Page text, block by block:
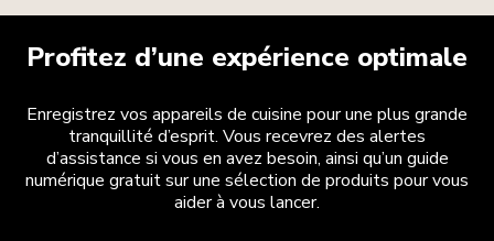
Profitez d’une expérience optimale
Enregistrez vos appareils de cuisine pour une plus grande
tranquillité d’esprit. Vous recevrez des alertes
d’assistance si vous en avez besoin, ainsi qu’un guide
numérique gratuit sur une sélection de produits pour vous
aider à vous lancer.